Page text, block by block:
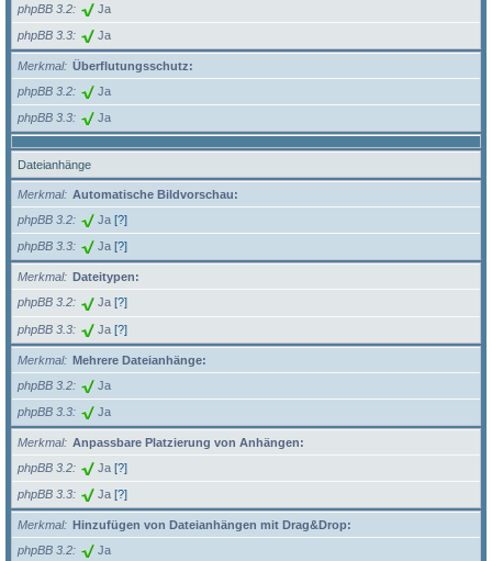
phpBB 3.2
Ja
phpBB 3.3 Ja
Merkmal
Überflutungsschutz:
phpBB 3.2
Ja
phpBB 3.3 Ja
Dateianhänge
Merkmal
Automatische Bildvorschau:
phpBB 3.2
Ja [?]
phpBB 3.3 Ja [?]
Merkmal
Dateitypen:
phpBB 3.2
Ja [?]
phpBB 3.3 Ja [?]
Merkmal
Mehrere Dateianhänge:
phpBB 3.2
Ja
phpBB 3.3 Ja
Merkmal
Anpassbare Platzierung von Anhängen:
phpBB 3.2
Ja [?]
phpBB 3.3 Ja [?]
Merkmal
Hinzufügen von Dateianhängen mit Drag&Drop:
phpBB 3.2
Ja